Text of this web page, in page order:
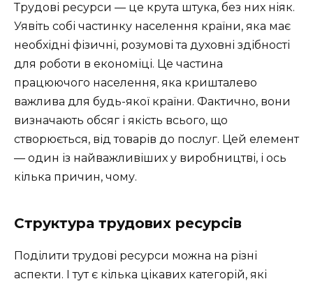
Трудові ресурси — це крута штука, без них ніяк.
Уявіть собі частинку населення країни, яка має
необхідні фізичні, розумові та духовні здібності
для роботи в економіці. Це частина
працюючого населення, яка кришталево
важлива для будь-якої країни. Фактично, вони
визначають обсяг і якість всього, що
створюється, від товарів до послуг. Цей елемент
— один із найважливіших у виробництві, і ось
кілька причин, чому.
Структура трудових ресурсів
Поділити трудові ресурси можна на різні
аспекти. І тут є кілька цікавих категорій, які